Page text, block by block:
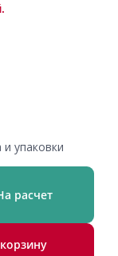
упаковки
расчет